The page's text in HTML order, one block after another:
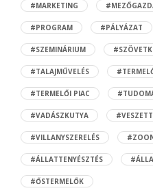
#MARKETING
#PROGRAM #PÁLYÁZAT
#SZEMINÁRIUM
#TALAJMŰVELÉS
#TERMELŐI PIAC
#VADÁSZKUTYA
#VILLANYSZERELÉS
#ÁLLATTENYÉSZTÉS
#ŐSTERMELŐK